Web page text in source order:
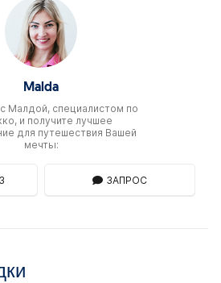
Malda
Малдой, специалистом по
и получите лучшее
для путешествия Вашей
мечты:
ЗАПРОС